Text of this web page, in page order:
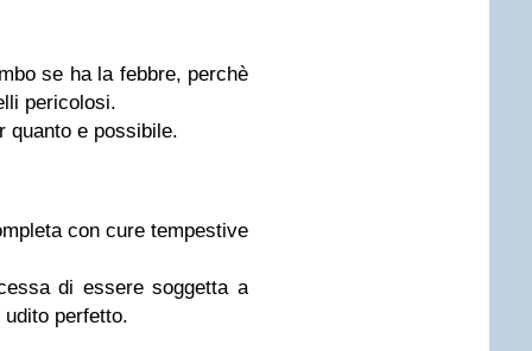
se ha la febbre, perchè
pericolosi.
quanto e possibile.
con cure tempestive
di essere soggetta a
perfetto.